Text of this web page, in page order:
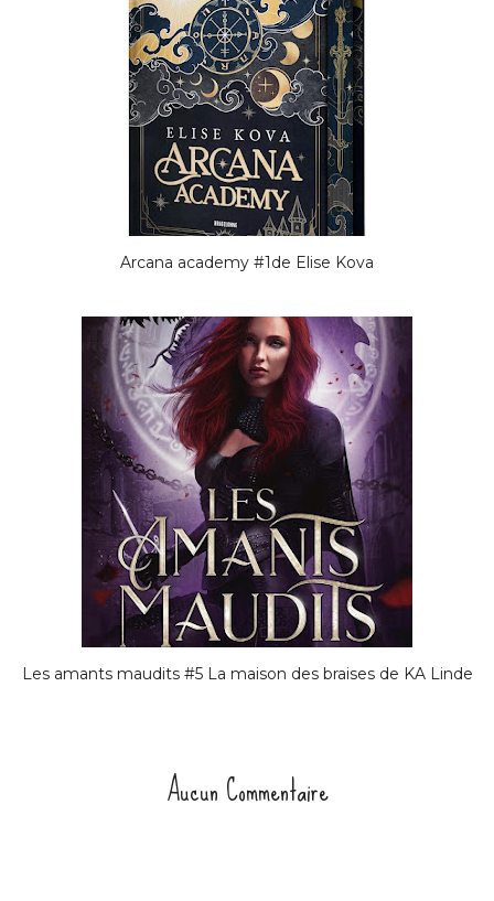
Arcana academy #1de Elise Kova
Les amants maudits #5 La maison des braises de KA Linde
Aucun Commentaire